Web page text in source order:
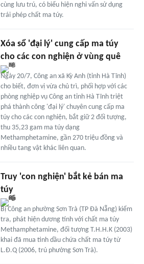
cùng lưu trú, có biểu hiện nghi vấn sử dụng
trái phép chất ma túy.
Xóa sổ 'đại lý' cung cấp ma túy
cho các con nghiện ở vùng quê
Ngày 20/7, Công an xã Kỳ Anh (tỉnh Hà Tĩnh)
cho biết, đơn vị vừa chủ trì, phối hợp với các
phòng nghiệp vụ Công an tỉnh Hà Tĩnh triệt
phá thành công 'đại lý' chuyên cung cấp ma
túy cho các con nghiện, bắt giữ 2 đối tượng,
thu 35,23 gam ma túy dạng
Methamphetamine, gần 270 triệu đồng và
nhiều tang vật khác liên quan.
Truy 'con nghiện' bắt kẻ bán ma
túy
Bị Công an phường Sơn Trà (TP Đà Nẵng) kiểm
tra, phát hiện dương tính với chất ma túy
Methamphetamine, đối tượng T.H.H.K (2003)
khai đã mua tinh dầu chứa chất ma túy từ
L.Đ.Q (2006, trú phường Sơn Trà).